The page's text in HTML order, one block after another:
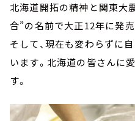
北海道開拓の精神と関東大
合”の名前で大正12年に発売
そして、現在も変わらずに
います。北海道の皆さんに
す。